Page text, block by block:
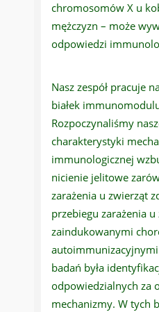
chromosomów X u
mężczyzn – może
odpowiedzi
Nasz zespół pracuje
białek
Rozpoczynaliśmy
charakterystyki
immunologicznej
nicienie jelitowe
zarażenia u zwierząt
przebiegu zarażenia
zaindukowanymi
badań była
odpowiedzialnych za
mechanizmy. W tych